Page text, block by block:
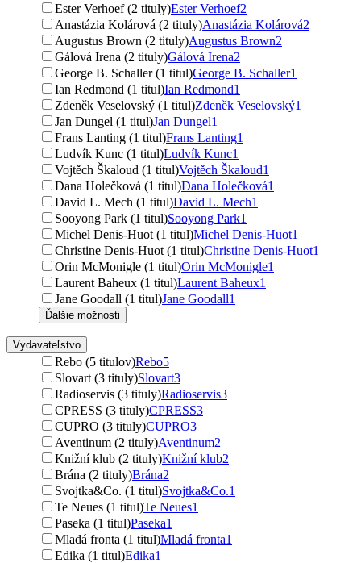
Ester Verhoef (2 tituly)Ester Verhoef2
Anastázia Kolárová (2 tituly)Anastázia Kolárová2
Augustus Brown (2 tituly)Augustus Brown2
Gálová Irena (2 tituly)Gálová Irena2
George B. Schaller (1 titul)George B. Schaller1
Ian Redmond (1 titul)Ian Redmond1
Zdeněk Veselovský (1 titul)Zdeněk Veselovský1
Jan Dungel (1 titul)Jan Dungel1
Frans Lanting (1 titul)Frans Lanting1
Ludvík Kunc (1 titul)Ludvík Kunc1
Vojtěch Škaloud (1 titul)Vojtěch Škaloud1
Dana Holečková (1 titul)Dana Holečková1
David L. Mech (1 titul)David L. Mech1
Sooyong Park (1 titul)Sooyong Park1
Michel Denis-Huot (1 titul)Michel Denis-Huot1
Christine Denis-Huot (1 titul)Christine Denis-Huot1
Orin McMonigle (1 titul)Orin McMonigle1
Laurent Baheux (1 titul)Laurent Baheux1
Jane Goodall (1 titul)Jane Goodall1
Ďalšie možnosti
Vydavateľstvo
Rebo (5 titulov)Rebo5
Slovart (3 tituly)Slovart3
Radioservis (3 tituly)Radioservis3
CPRESS (3 tituly)CPRESS3
CUPRO (3 tituly)CUPRO3
Aventinum (2 tituly)Aventinum2
Knižní klub (2 tituly)Knižní klub2
Brána (2 tituly)Brána2
Svojtka&Co. (1 titul)Svojtka&Co.1
Te Neues (1 titul)Te Neues1
Paseka (1 titul)Paseka1
Mladá fronta (1 titul)Mladá fronta1
Edika (1 titul)Edika1